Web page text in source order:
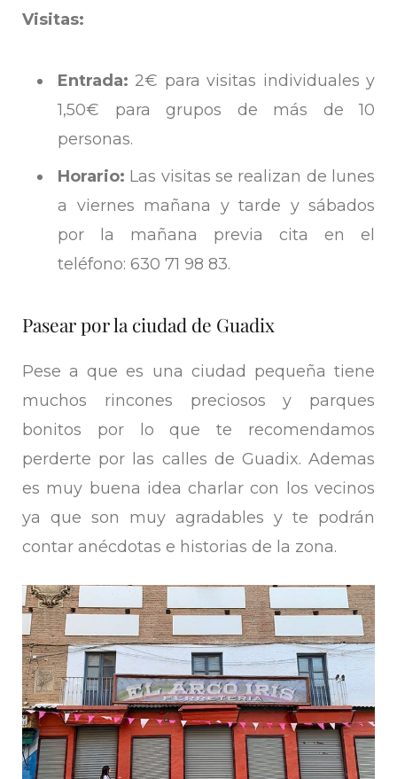
Visitas:
Entrada: 2€ para visitas individuales y
1,50€ para grupos de más de 10
personas.
Horario: Las visitas se realizan de lunes
a viernes mañana y tarde y sábados
por la mañana previa cita en el
teléfono: 630 71 98 83.
Pasear por la ciudad de Guadix
Pese a que es una ciudad pequeña tiene
muchos rincones preciosos y parques
bonitos por lo que te recomendamos
perderte por las calles de Guadix. Ademas
es muy buena idea charlar con los vecinos
ya que son muy agradables y te podrán
contar anécdotas e historias de la zona.